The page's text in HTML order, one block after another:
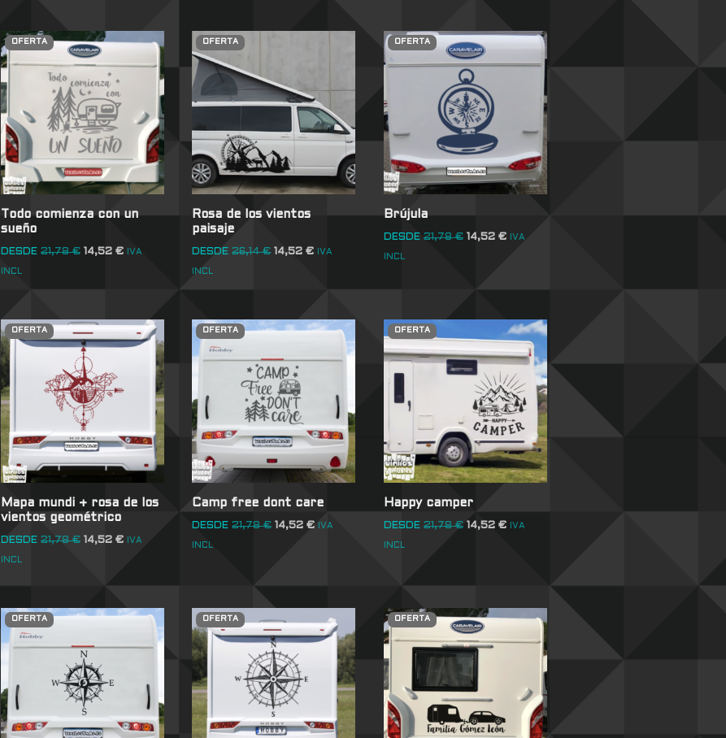
OFERTA
Todo comienza con un
sueño
DESDE 21,78€ 14,52€ IVA
INCL
OFERTA
Rosa de los vientos
paisaje
DESDE 26,14€ 14,52€ IVA
INCL
OFERTA
Brújula
DESDE 21,78€ 14,52 € IVA
INCL
OFERTA
Mapa mundi + rosa de los
vientos geométrico
DESDE 21,78€ 14,52€ IVA
INCL
OFERTA
Camp free dont care
DESDE 21,78€ 14,52€ IVA
INCL
OFERTA
Happy camper
DESDE 21,78€ 14,52 € IVA
INCL
OFERTA OFERTA OFERTA